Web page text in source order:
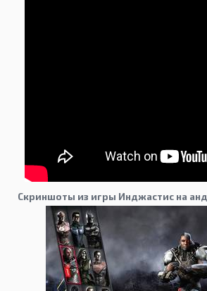
Скриншоты из игры Инджастис на